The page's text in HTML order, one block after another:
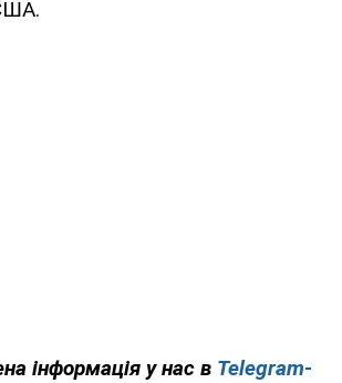
інформація у нас в Telegram-